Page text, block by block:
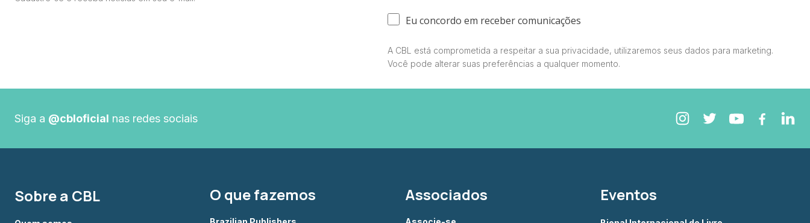
Eu concordo em receber comunicações
A CBL está comprometida a respeitar a sua privacidade, utilizaremos seus dados para marketing.
Você pode alterar suas preferências a qualquer momento.
Siga a @cbloficial nas redes sociais
Sobre a CBL O que fazemos Associados Eventos